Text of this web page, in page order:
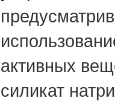
активных
силикат